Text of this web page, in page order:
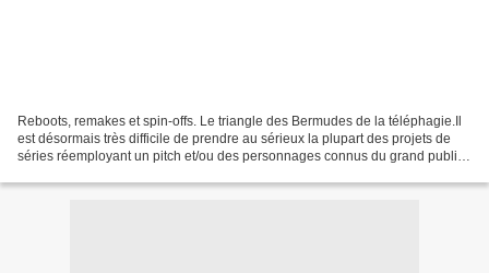
Reboots, remakes et spin-offs. Le triangle des Bermudes de la téléphagie.Il
est désormais très difficile de prendre au sérieux la plupart des projets de
séries réemployant un pitch et/ou des personnages connus du grand public.